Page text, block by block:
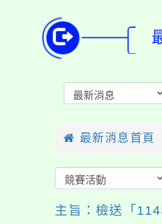
最新消息首頁
主旨：檢送「